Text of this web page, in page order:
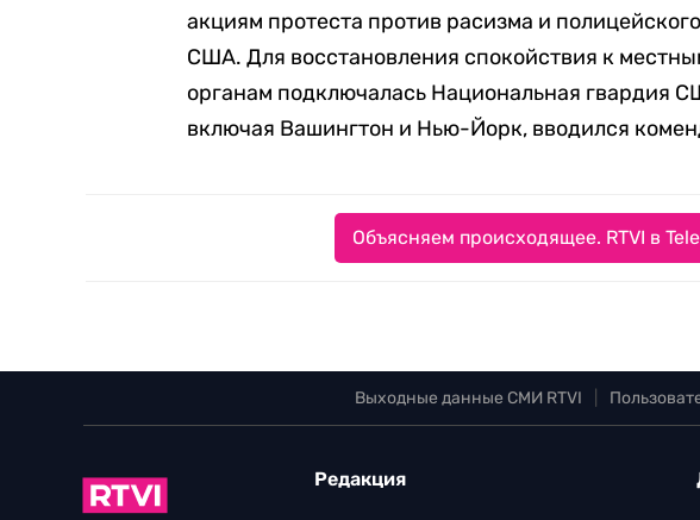
акциям протеста против расизма и
США. Для восстановления спокойствия к
органам подключалась Национальная гвардия
включая Вашингтон и Нью-Йорк, вводился
Объясняем происходящее. RTVI в
Выходные данные СМИ RTVI
Редакция